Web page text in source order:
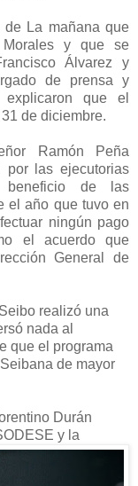
La mañana que
Morales y que se
Álvarez y
de prensa y
explicaron que el
de diciembre.
Ramón Peña
por las ejecutorias
beneficio de las
el año que tuvo en
ningún pago
el acuerdo que
General de
realizó una
nada al
que el programa
de mayor
Durán
y la